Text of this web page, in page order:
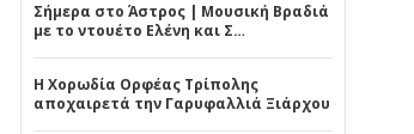
Σήμερα στο Άστρος | Μουσική Βραδιά
με το ντουέτο Ελένη και Σ…
Η Χορωδία Ορφέας Τρίπολης
αποχαιρετά την Γαρυφαλλιά Ξιάρχου